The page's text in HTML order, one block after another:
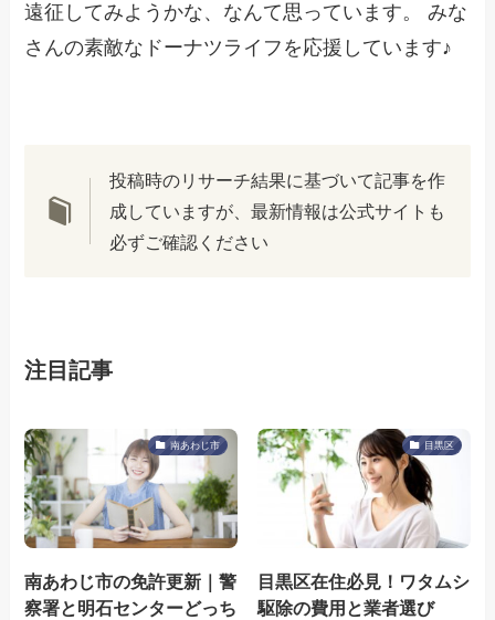
遠征してみようかな、なんて思っています。 みな
さんの素敵なドーナツライフを応援しています♪
投稿時のリサーチ結果に基づいて記事を作
成していますが、最新情報は公式サイトも
必ずご確認ください
注目記事
南あわじ市
南あわじ市の免許更新｜警
察署と明石センターどっち
目黒区
目黒区在住必見！ワタムシ
駆除の費用と業者選び